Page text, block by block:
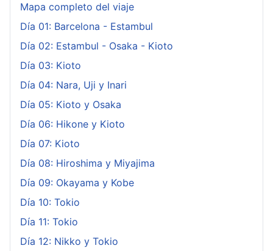
Mapa completo del viaje
Día 01: Barcelona - Estambul
Día 02: Estambul - Osaka - Kioto
Día 03: Kioto
Día 04: Nara, Uji y Inari
Día 05: Kioto y Osaka
Día 06: Hikone y Kioto
Día 07: Kioto
Día 08: Hiroshima y Miyajima
Día 09: Okayama y Kobe
Día 10: Tokio
Día 11: Tokio
Día 12: Nikko y Tokio